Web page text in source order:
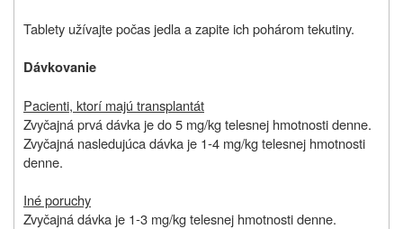
Tablety užívajte počas jedla a zapite ich pohárom tekutiny.
Dávkovanie
Pacienti, ktorí majú transplantát
Zvyčajná prvá dávka je do 5 mg/kg telesnej hmotnosti denne.
Zvyčajná nasledujúca dávka je 1‑4 mg/kg telesnej hmotnosti
denne.
Iné poruchy
Zvyčajná dávka je 1‑3 mg/kg telesnej hmotnosti denne.